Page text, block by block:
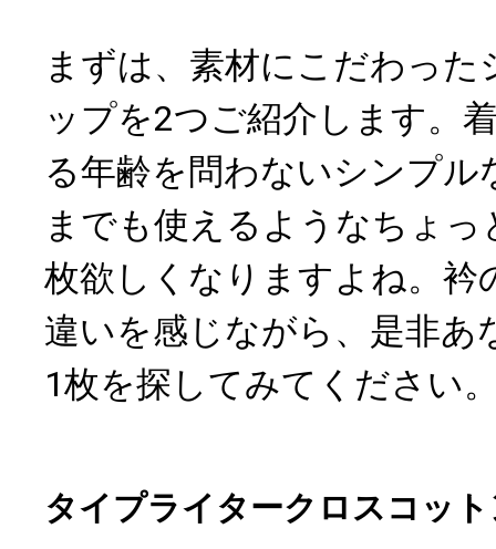
まずは、素材にこだわっ
ップを2つご紹介します。
る年齢を問わないシンプル
までも使えるようなちょ
枚欲しくなりますよね。衿
違いを感じながら、是非あ
1枚を探してみてください
タイプライタークロスコッ